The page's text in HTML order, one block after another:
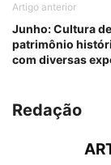
Artigo anterior
Junho: Cultura
patrimônio
com diversas
Redação